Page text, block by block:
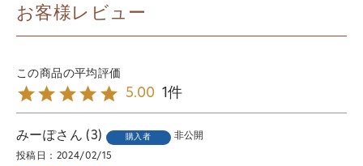
お客様レビュー
5.00 1
みーぽ 3 購入者 非公開
投稿日 2024/02/15